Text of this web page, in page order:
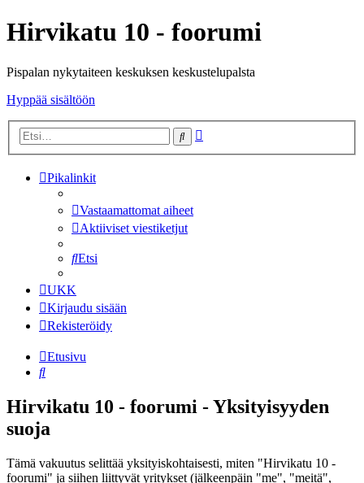
Hirvikatu 10 - foorumi
Pispalan nykytaiteen keskuksen keskustelupalsta
Hyppää sisältöön
Etsi
Pikalinkit
Vastaamattomat aiheet
Aktiiviset viestiketjut
Etsi
UKK
Kirjaudu sisään
Rekisteröidy
Etusivu
Etsi
Hirvikatu 10 - foorumi - Yksityisyyden
suoja
Tämä vakuutus selittää yksityiskohtaisesti, miten "Hirvikatu 10 -
foorumi" ja siihen liittyvät yritykset (jälkeenpäin "me", "meitä",